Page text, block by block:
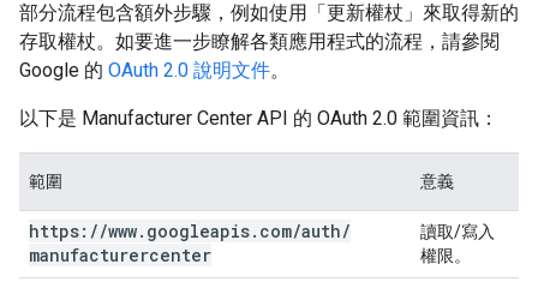
部分流程包含額外步驟，例如使用 「更新權杖」來取得新的
存取權杖。如要進一步瞭解各類應用程式的流程，請參閱
Google 的 OAuth 2.0 說明文件。
以下是 Manufacturer Center API 的 OAuth 2.0 範圍資訊：
範圍 意義
https: //www. googleapis. com/auth/
manufacturercenter
讀取/寫入
權限。